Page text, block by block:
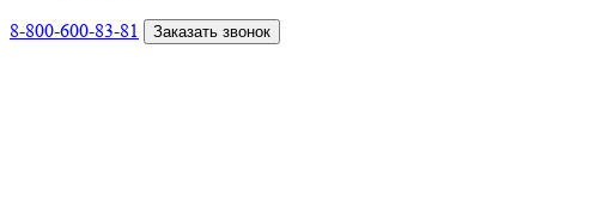
8-800-600-83-81
Заказать звонок